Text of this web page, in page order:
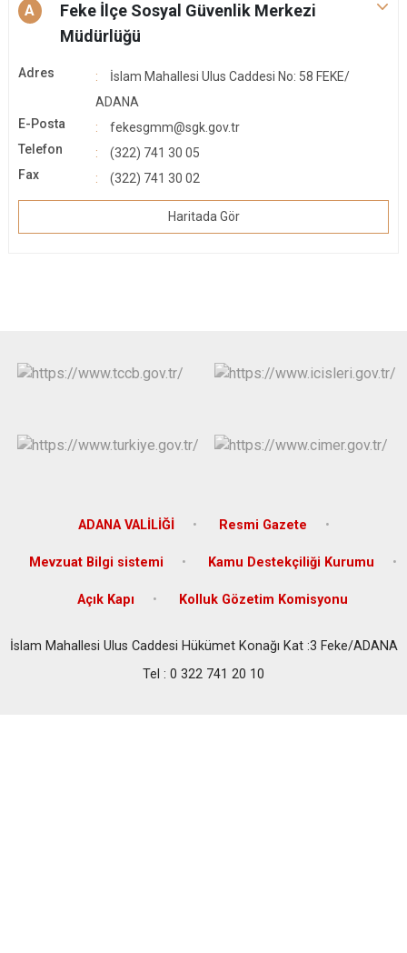
A
Feke İlçe Sosyal Güvenlik Merkezi
Müdürlüğü
Adres
İslam Mahallesi Ulus Caddesi No: 58 FEKE/
ADANA
E-Posta
fekesgmm@sgk.gov.tr
Telefon
(322) 741 30 05
Fax
(322) 741 30 02
Haritada Gör
ADANA VALİLİĞİ Resmi Gazete
Mevzuat Bilgi sistemi Kamu Destekçiliği Kurumu
Açık Kapı Kolluk Gözetim Komisyonu
İslam Mahallesi Ulus Caddesi Hükümet Konağı Kat :3 Feke/ADANA
Tel : 0 322 741 20 10